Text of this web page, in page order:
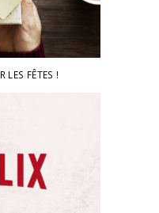
LES FÊTES !